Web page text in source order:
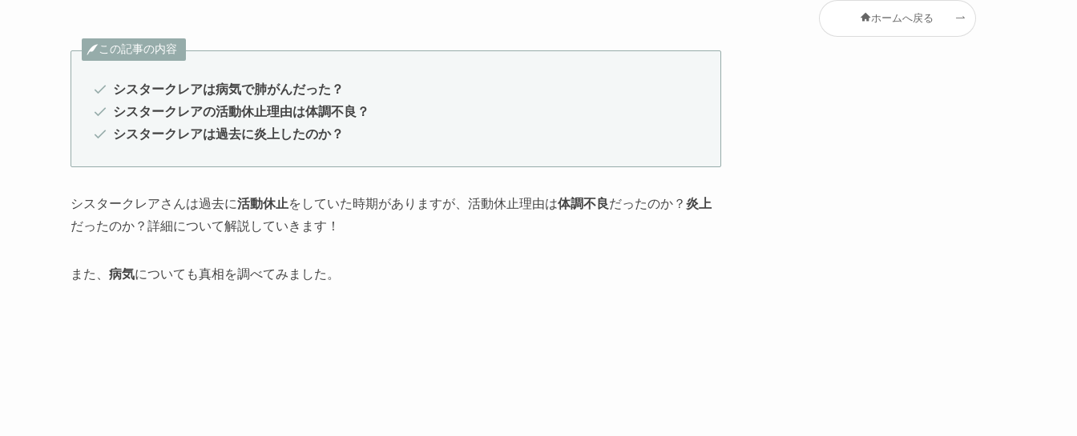
この記事の内容
シスタークレアは病気で肺がんだった？
シスタークレアの活動休止理由は体調不良？
シスタークレアは過去に炎上したのか？
シスタークレアさんは過去に活動休止をしていた時期がありますが、活動休止理由は体調不良だったのか？ 炎上
だったのか？詳細について解説していきます！
また、 病気についても真相を調べてみました。
ホームへ戻る